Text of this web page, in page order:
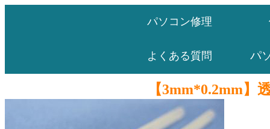
パソコン修理
よくある質問 パ
【3mm*0.2mm】